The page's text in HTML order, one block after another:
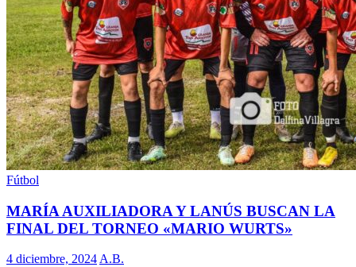
Fútbol
MARÍA AUXILIADORA Y LANÚS BUSCAN LA
FINAL DEL TORNEO «MARIO WURTS»
4 diciembre, 2024A.B.